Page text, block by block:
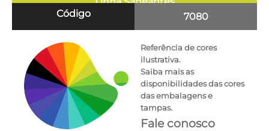
Código
7080
Referência de cores
ilustrativa.
Saiba mais as
disponibilidades das cores
das embalagens e
tampas.
Fale conosco